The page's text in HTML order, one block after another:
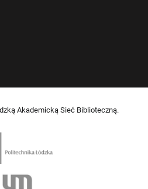
Akademicką Sieć Biblioteczną.